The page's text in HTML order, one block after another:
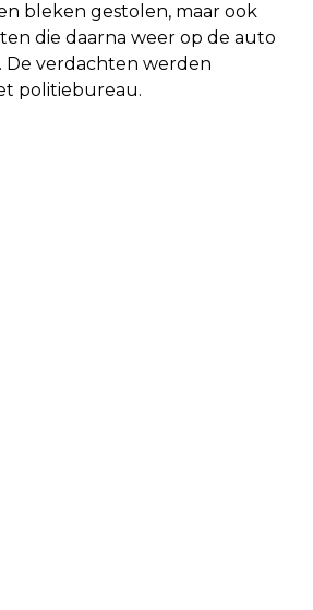
bleken gestolen, maar ook
die daarna weer op de auto
De verdachten werden
politiebureau.